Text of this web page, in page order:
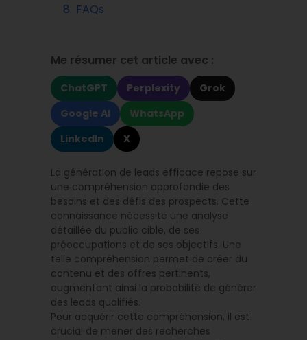
8. FAQs
Me résumer cet article avec :
ChatGPT Perplexity
Grok
Google AI
WhatsApp
LinkedIn
X
La génération de leads efficace repose sur
une compréhension approfondie des
besoins et des défis des prospects. Cette
connaissance nécessite une analyse
détaillée du public cible, de ses
préoccupations et de ses objectifs. Une
telle compréhension permet de créer du
contenu et des offres pertinents,
augmentant ainsi la probabilité de générer
des leads qualifiés.
Pour acquérir cette compréhension, il est
crucial de mener des recherches